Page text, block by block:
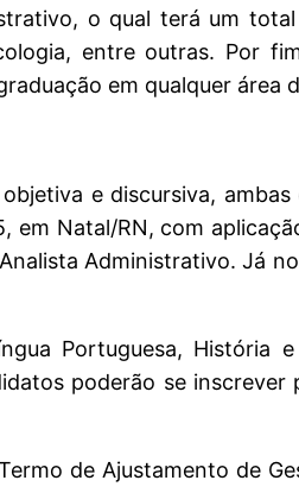
o qual terá um
entre outras. Por
em qualquer área
e discursiva,
em Natal/RN, com
Administrativo. Já
Portuguesa, História
poderão se
de Ajustamento de